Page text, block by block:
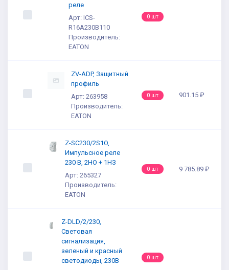
реле
Арт: ICS-
R16A230B110
Производитель:
EATON
0 шт
ZV-ADP, Защитный
профиль
Арт: 263958
Производитель:
EATON
0 шт 901.15 ₽
Z-SC230/2S1O,
Импульсное реле
230 В, 2НО + 1НЗ
Арт: 265327
Производитель:
EATON
0 шт 9 785.89 ₽
Z-DLD/2/230,
Световая
сигнализация,
зеленый и красный
светодиоды, 230В
0 шт